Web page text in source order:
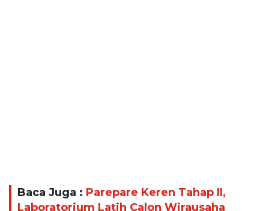
Baca Juga : Parepare Keren Tahap II,
Laboratorium Latih Calon Wirausaha